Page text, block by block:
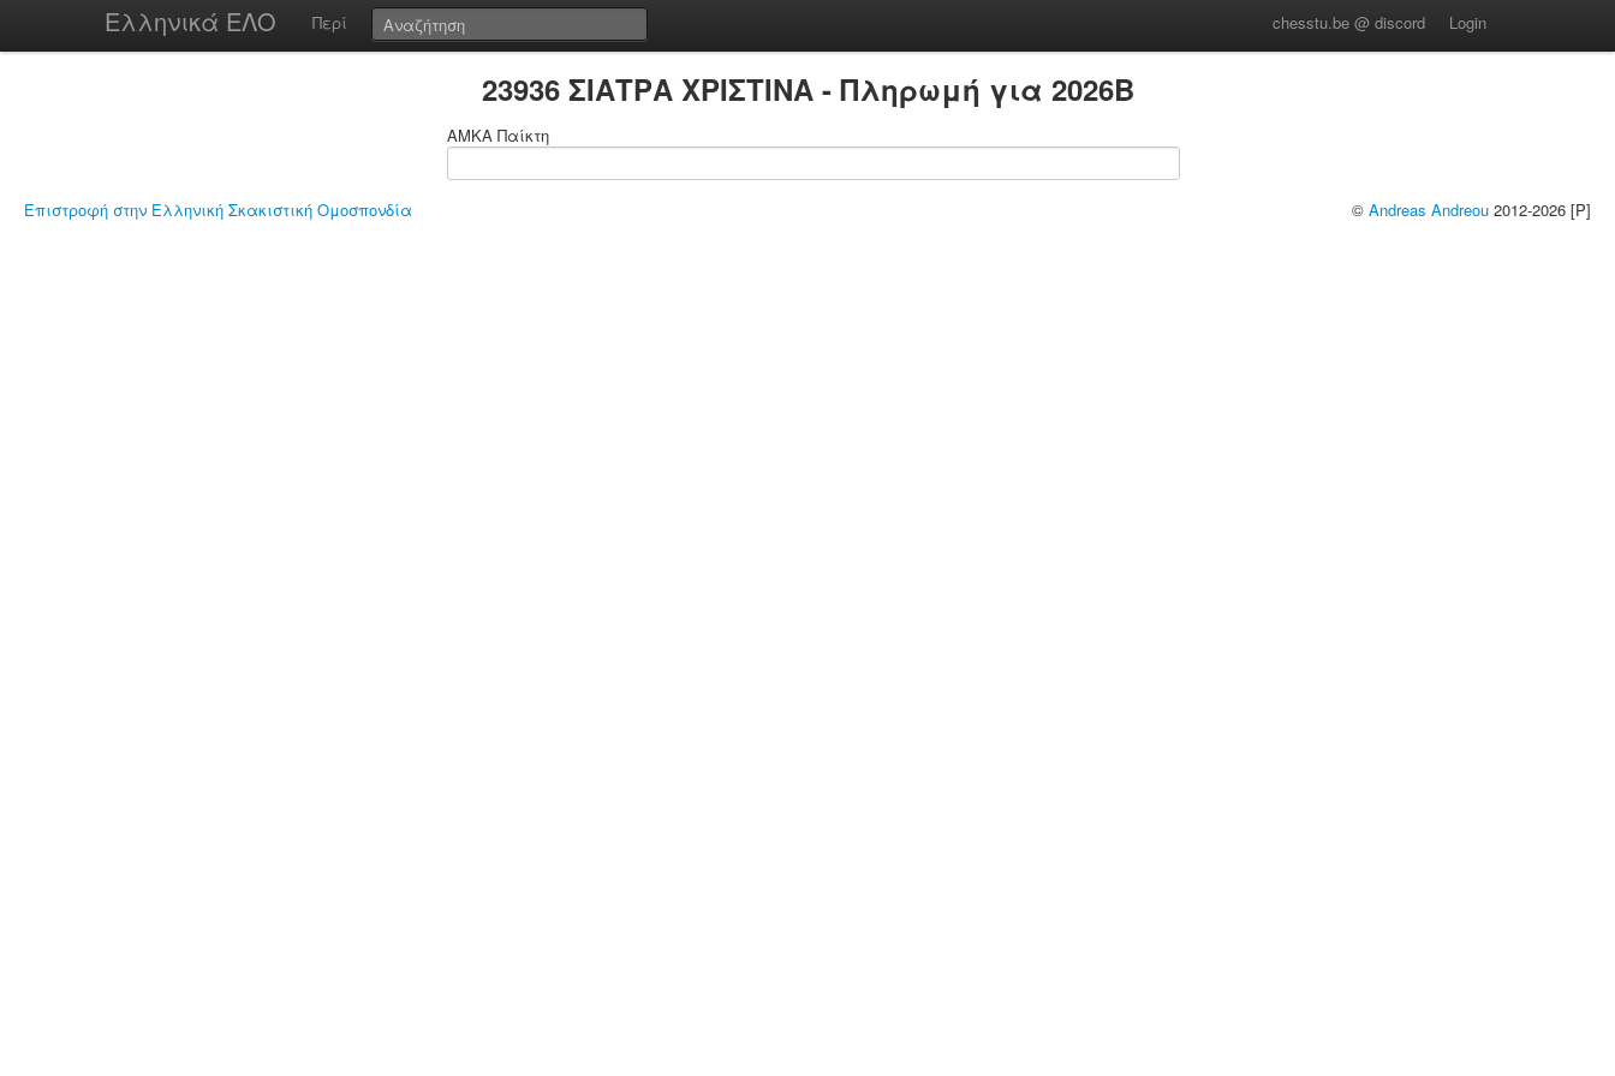
Ελληνικά ΕΛΟ Περί chesstu.be @ discord Login
23936 ΣΙΑΤΡΑ ΧΡΙΣΤΙΝΑ - Πληρωμή για 2026B
ΑΜΚΑ Παίκτη
Επιστροφή στην Ελληνική Σκακιστική Ομοσπονδία © Andreas Andreou 2012-2026 [P]